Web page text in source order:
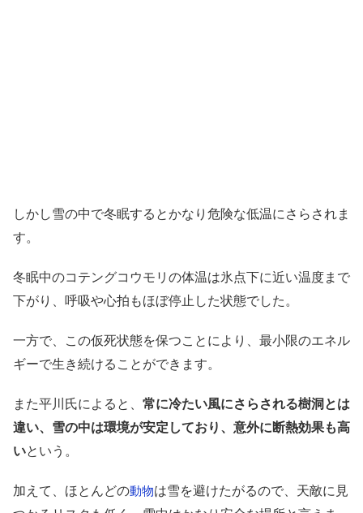
しかし雪の中で冬眠するとかなり危険な低温にさらされま
す。
冬眠中のコテングコウモリの体温は氷点下に近い温度まで
下がり、呼吸や心拍もほぼ停止した状態でした。
一方で、この仮死状態を保つことにより、最小限のエネル
ギーで生き続けることができます。
また平川氏によると、 常に冷たい風にさらされる樹洞とは
違い、雪の中は環境が安定しており、意外に断熱効果も高
いという。
加えて、ほとんどの動物は雪を避けたがるので、天敵に見